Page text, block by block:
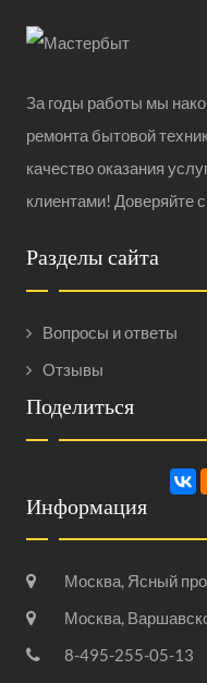
За годы работы мы
ремонта бытовой
качество оказания
клиентами! Доверяйте
Разделы сайта
Вопросы и ответы
Отзывы
Поделиться
Информация
Москва, Ясный
Москва,
8-495-255-05-13